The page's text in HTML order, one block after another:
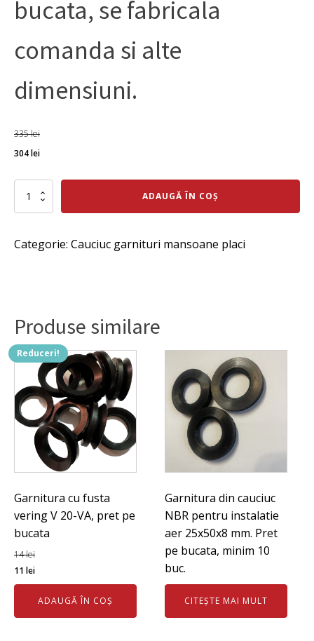
bucata, se fabricala
comanda si alte
dimensiuni.
335lei
Prețul
fost:
335 lei.
304leiPrețul
este:
304 lei.
Cantitate
cu
bucata,
fabricala
comanda
alte
dimensiuni.
ADAUGĂ ÎN COȘ
Categorie: Cauciuc garnituri mansoane placi
Produse similare
Reduceri!
Garnitura cu fusta
vering V 20-VA, pret pe
bucata
14lei
Prețul
inițial
fost:
11 leiPrețul
curent
este:
11 lei.
ADAUGĂ ÎN COȘ
Garnitura din cauciuc
NBR pentru instalatie
aer 25x50x8 mm. Pret
pe bucata, minim 10
buc.
CITEȘTE MAI MULT